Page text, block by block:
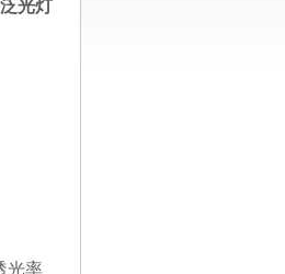
光灯
光率